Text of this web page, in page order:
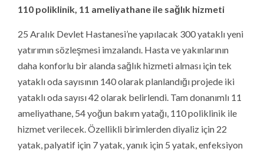
sahip olacak. Bunun 2 bin 399 metrekaresi tam donanımlı
poliklinikte hasta kabulü yapılacak, 20 müşahede yatağı
yer alacak. Medikal hizmetler için 52 bin 259 metrekare
alanın ayrıldığı hastanede, ziyaretçilerin rahat ulaşımı için
183 araçlık 5 bin 713 metrekarelik kapalı otopark
bulunacak. Bu kapsamda 373 araçlık 4 bin 662
metrekarelik açık otopark alanı da hizmet verecek.
Gaziantep 25 Aralık 300 Yataklı Devlet Hastanesi Ek